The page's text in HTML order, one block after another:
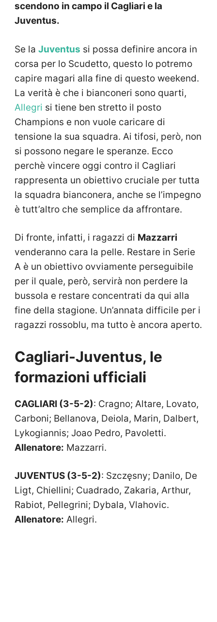
scendono in campo il Cagliari e la
Juventus.
Se la Juventus si possa definire ancora in
corsa per lo Scudetto, questo lo potremo
capire magari alla fine di questo weekend.
La verità è che i bianconeri sono quarti,
Allegri si tiene ben stretto il posto
Champions e non vuole caricare di
tensione la sua squadra. Ai tifosi, però, non
si possono negare le speranze. Ecco
perchè vincere oggi contro il Cagliari
rappresenta un obiettivo cruciale per tutta
la squadra bianconera, anche se l’impegno
è tutt’altro che semplice da affrontare.
Di fronte, infatti, i ragazzi di Mazzarri
venderanno cara la pelle. Restare in Serie
A è un obiettivo ovviamente perseguibile
per il quale, però, servirà non perdere la
bussola e restare concentrati da qui alla
fine della stagione. Un’annata difficile per i
ragazzi rossoblu, ma tutto è ancora aperto.
Cagliari-Juventus, le
formazioni ufficiali
CAGLIARI (3-5-2): Cragno; Altare, Lovato,
Carboni; Bellanova, Deiola, Marin, Dalbert,
Lykogiannis; Joao Pedro, Pavoletti.
Allenatore: Mazzarri.
JUVENTUS (3-5-2): Szczęsny; Danilo, De
Ligt, Chiellini; Cuadrado, Zakaria, Arthur,
Rabiot, Pellegrini; Dybala, Vlahovic.
Allenatore: Allegri.